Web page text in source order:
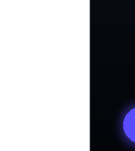
Criptomoedas